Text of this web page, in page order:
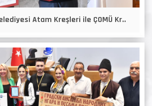
Atam Kreşleri ile ÇOMÜ Kr..